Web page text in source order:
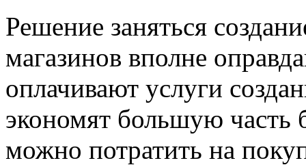
Решение заняться
магазинов вполне
оплачивают услуги
экономят большую часть
можно потратить на